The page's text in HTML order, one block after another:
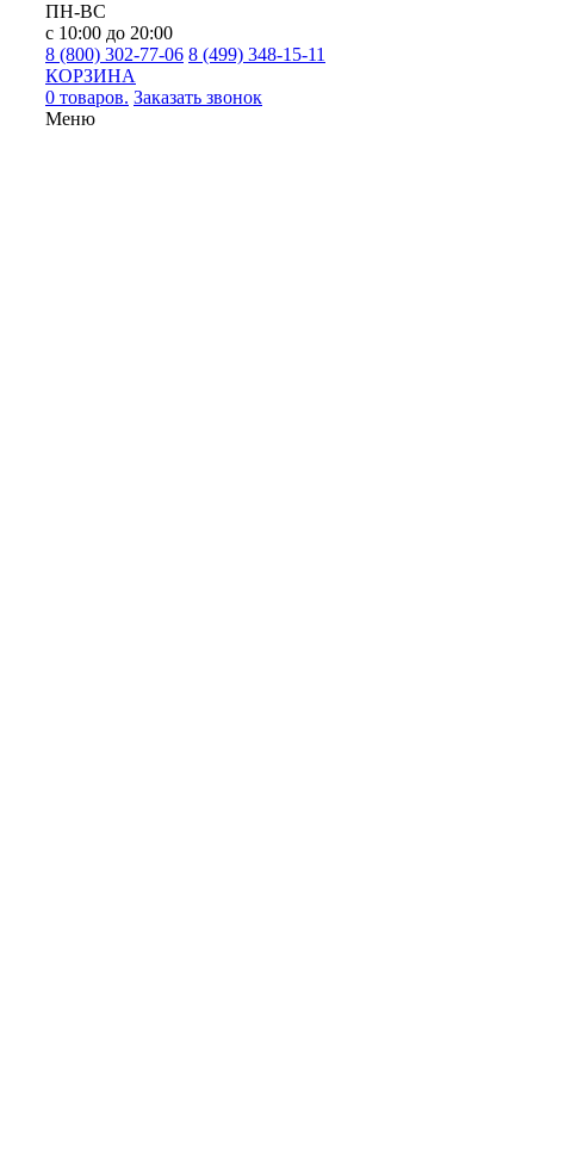
ПН-ВС
с 10:00 до 20:00
8 (800) 302-77-06 8 (499) 348-15-11
КОРЗИНА
0 товаров. Заказать звонок
Меню